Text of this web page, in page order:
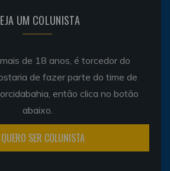
UM COLUNISTA
de 18 anos, é torcedor do
de fazer parte do time de
então clica no botão
abaixo.
SER COLUNISTA